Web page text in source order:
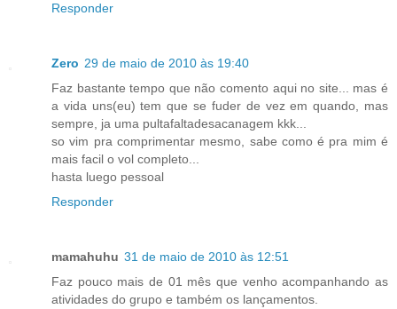
Responder
Zero 29 de maio de 2010 às 19:40
Faz bastante tempo que não comento aqui no site... mas é
a vida uns(eu) tem que se fuder de vez em quando, mas
sempre, ja uma pultafaltadesacanagem kkk...
so vim pra comprimentar mesmo, sabe como é pra mim é
mais facil o vol completo...
hasta luego pessoal
Responder
mamahuhu 31 de maio de 2010 às 12:51
Faz pouco mais de 01 mês que venho acompanhando as
atividades do grupo e também os lançamentos.